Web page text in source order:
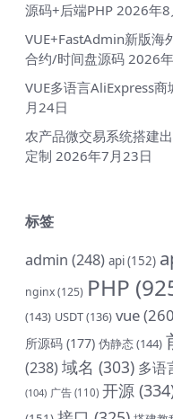
源码+后端PHP 2026年8
VUE+FastAdmin新版海
合约/时间盘源码 2026
VUE多语言AliExpress
月24日
农产品微交易系统搭建
定制 2026年7月23日
标签
admin (248) api(152)
nginx(125) PHP
(143) USDT(136) vue
所源码 (177) 伪静态(144)
(238)域名 (303) 多语
(104) 广告 (110) 开源